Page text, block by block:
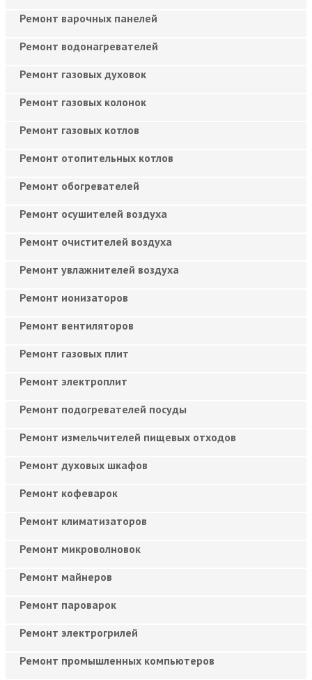
Ремонт варочных панелей
Ремонт водонагревателей
Ремонт газовых духовок
Ремонт газовых колонок
Ремонт газовых котлов
Ремонт отопительных котлов
Ремонт обогревателей
Ремонт осушителей воздуха
Ремонт очистителей воздуха
Ремонт увлажнителей воздуха
Ремонт ионизаторов
Ремонт вентиляторов
Ремонт газовых плит
Ремонт электроплит
Ремонт подогревателей посуды
Ремонт измельчителей пищевых отходов
Ремонт духовых шкафов
Ремонт кофеварок
Ремонт климатизаторов
Ремонт микроволновок
Ремонт майнеров
Ремонт пароварок
Ремонт электрогрилей
Ремонт промышленных компьютеров